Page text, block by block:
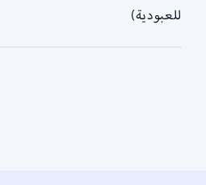
للعبودية)